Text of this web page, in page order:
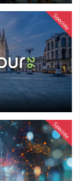
Speciale
Speciale